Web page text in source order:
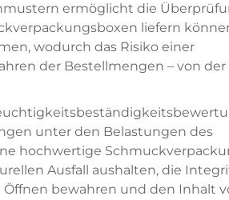
ermöglicht die
liefern
wodurch das Risiko einer
der Bestellmengen – von
unter den Belastungen des
hochwertige
Ausfall aushalten, die
bewahren und den Inhalt